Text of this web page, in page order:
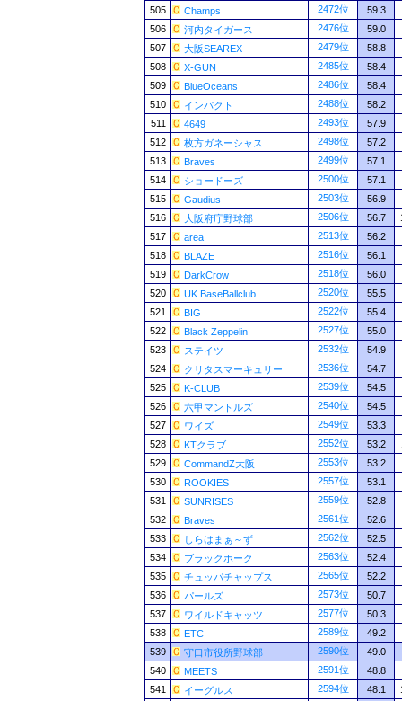
505
Champs 2472位
59.3
506
河内タイガース 2476位
59.0
507
大阪SEAREX 2479位
58.8
508
X-GUN 2485位
58.4
509
BlueOceans 2486位
58.4
510
インパクト 2488位
58.2
511
4649 2493位
57.9
512
枚方ガネーシャス 2498位
57.2
513
Braves 2499位 57.1
514
ショードーズ 2500位
57.1
515
Gaudius 2503位
56.9
516
大阪府庁野球部 2506位 56.7
517
area 2513位
56.2
518
BLAZE 2516位
56.1
519
DarkCrow 2518位
56.0
520
UK BaseBallclub 2520位
55.5
521
BIG 2522位
55.4
522
Black Zeppelin 2527位
55.0
523
ステイツ 2532位
54.9
524
クリタスマーキュリー 2536位
54.7
525
K-CLUB 2539位
54.5
526
六甲マントルズ 2540位
54.5
527
ワイズ 2549位
53.3
528
KTクラブ 2552位 53.2
529
CommandZ大阪 2553位
53.2
530
ROOKIES 2557位
53.1
531
SUNRISES 2559位
52.8
532
Braves 2561位
52.6
533
しらはまぁ～ず 2562位
52.5
534
ブラックホーク 2563位
52.4
535
チュッパチャップス 2565位
52.2
536
パールズ 2573位
50.7
537
ワイルドキャッツ 2577位
50.3
538
ETC 2589位
49.2
539
守口市役所野球部 2590位
49.0
540
MEETS 2591位
48.8
541
イーグルス 2594位 48.1